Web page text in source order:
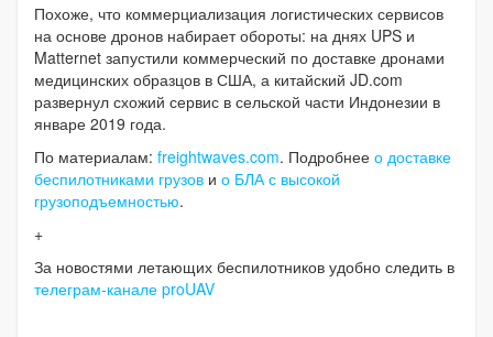
Похоже, что коммерциализация логистических сервисов
на основе дронов набирает обороты: на днях UPS и
Matternet запустили коммерческий по доставке дронами
медицинских образцов в США, а китайский JD.com
развернул схожий сервис в сельской части Индонезии в
январе 2019 года.
По материалам: freightwaves.com. Подробнее о доставке
беспилотниками грузов и о БЛА с высокой
грузоподъемностью.
+
За новостями летающих беспилотников удобно следить в
телеграм-канале proUAV